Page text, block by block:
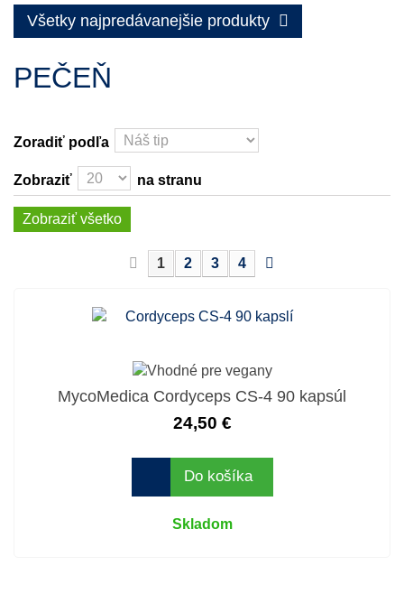
Všetky najpredávanejšie produkty
PEČEŇ
Zoradiť podľa
Zobraziť na stranu
Zobraziť všetko
1 2 3 4
MycoMedica Cordyceps CS-4 90 kapsúl
24,50 €
Do košíka
Skladom